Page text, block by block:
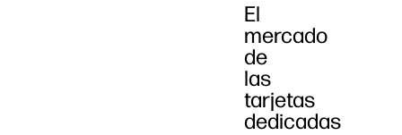
El
mercado
de
las
tarjetas
dedicadas